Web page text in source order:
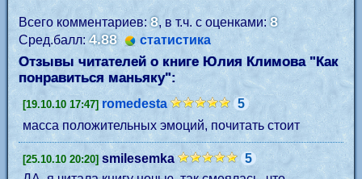
Всего комментариев:8, в т.ч. с оценками:8
Сред.балл:4.88 статистика
Отзывы читателей о книге Юлия Климова "Как
понравиться маньяку":
[19.10.10 17:47] romedesta
5
масса положительных эмоций, почитать стоит
[25.10.10 20:20] smilesemka
5